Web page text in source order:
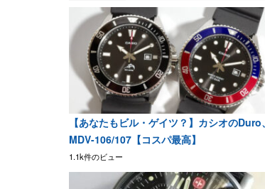
【あなたもビル・ゲイツ？】カシオのDuro、
MDV-106/107【コスパ最高】
1.1k件のビュー